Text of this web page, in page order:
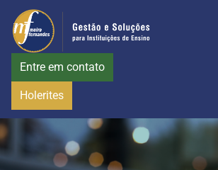
Entre em contato
Holerites